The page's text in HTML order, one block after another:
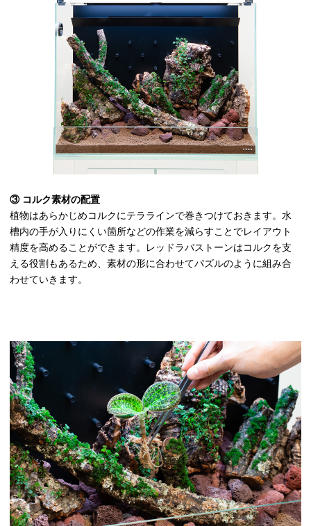
③ コルク素材の配置
植物はあらかじめコルクにテララインで巻きつけておきます。水
槽内の手が入りにくい箇所などの作業を減らすことでレイアウト
精度を高めることができます。 レッドラバストーンはコルクを支
える役割もあるため、素材の形に合わせてパズルのように組み合
わせていきます。